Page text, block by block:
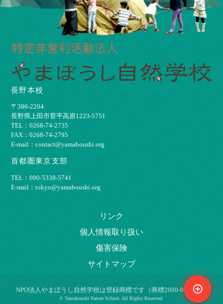
長野本校
〒386-2204
⻑野県上⽥市菅平⾼原1223-5751
TEL：0268-74-2735
FAX：0268-74-2795
E-mail：contact@yamaboushi.org
首都圏東京支部
TEL：090-5338-5741
E-mail：tokyo@yamaboushi.org
リンク
個⼈情報取り扱い
傷害保険
サイトマップ
NPO法⼈やまぼうし⾃然学校は登録商標です（商標2000-009695）
© Yamaboushi Nature School. All Rights Reserved.
control_point